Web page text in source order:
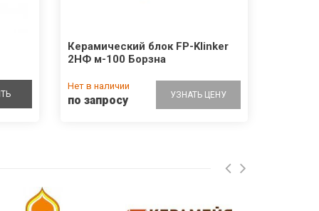
Керамический блок FP-Klinker
2НФ м-100 Борзна
Нет в наличии
по запросу УЗНАТЬ ЦЕНУ